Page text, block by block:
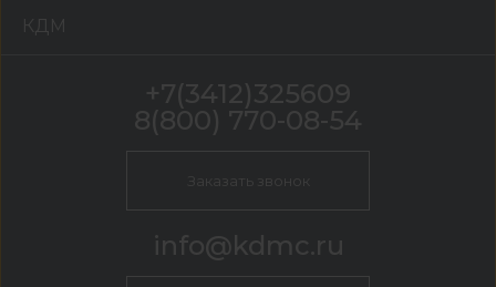
КДМ
+7(3412)325609
8(800) 770-08-54
Заказать звонок
info@kdmc.ru